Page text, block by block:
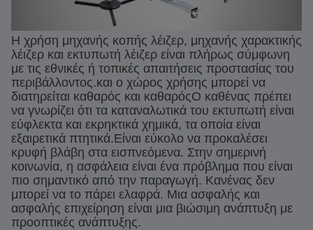
Η χρήση μηχανής κοπής λέιζερ, μηχανής χαρακτικής
λέιζερ και εκτυπωτή λέιζερ είναι πλήρως σύμφωνη
με τις εθνικές ή τοπικές απαιτήσεις προστασίας του
περιβάλλοντος.και ο χώρος χρήσης μπορεί να
διατηρείται καθαρός και καθαρόςΟ καθένας πρέπει
να γνωρίζει ότι τα καταναλωτικά του εκτυπωτή είναι
εύφλεκτα και εκρηκτικά χημικά, τα οποία είναι
εξαιρετικά πτητικά.Είναι εύκολο να προκαλέσει
κρυφή βλάβη στα εισπνεόμενα. Στην σημερινή
κοινωνία, η ασφάλεια είναι ένα πρόβλημα που είναι
πιο σημαντικό από την παραγωγή. Κανένας δεν
μπορεί να το πάρει ελαφρά. Μια ασφαλής και
ασφαλής επιχείρηση είναι μια βιώσιμη ανάπτυξη με
προοπτικές ανάπτυξης.